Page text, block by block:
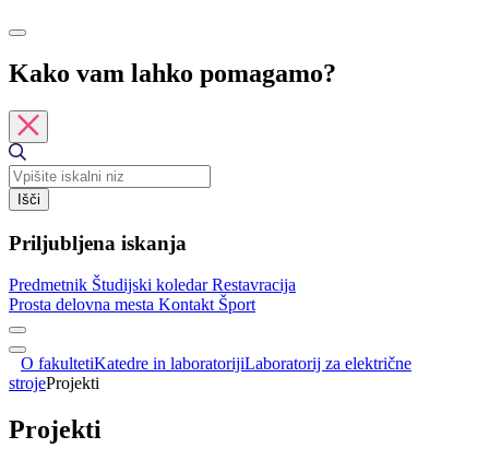
Kako vam lahko pomagamo?
Išči
Priljubljena iskanja
Predmetnik Študijski koledarRestavracija
Prosta delovna mesta Kontakt Šport
O fakultetiKatedre in laboratorijiLaboratorij za električne
strojeProjekti
Projekti